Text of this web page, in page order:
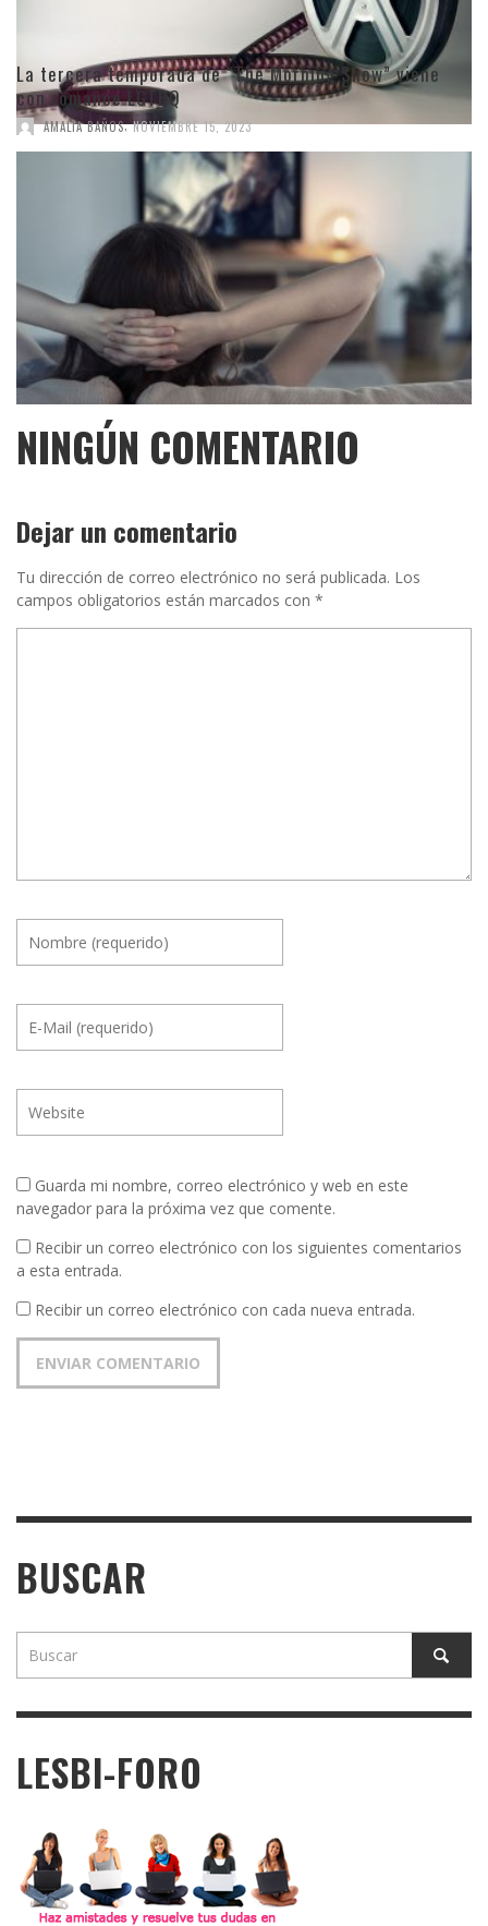
La tercera temporada de “The Morning Show” viene
con romance LGTBQ
AMALIA BAÑOS, NOVIEMBRE 15, 2023
NINGÚN COMENTARIO
Dejar un comentario
Tu dirección de correo electrónico no será publicada. Los
campos obligatorios están marcados con *
Guarda mi nombre, correo electrónico y web en este
navegador para la próxima vez que comente.
Recibir un correo electrónico con los siguientes comentarios
a esta entrada.
Recibir un correo electrónico con cada nueva entrada.
BUSCAR
LESBI-FORO